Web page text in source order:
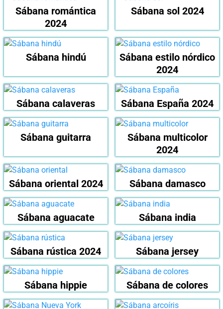
Sábana romántica
2024
Sábana sol 2024
Sábana hindú
Sábana estilo nórdico
2024
Sábana calaveras Sábana España 2024
Sábana guitarra
Sábana multicolor
2024
Sábana oriental 2024 Sábana damasco
Sábana aguacate Sábana india
Sábana rústica 2024 Sábana jersey
Sábana hippie Sábana de colores